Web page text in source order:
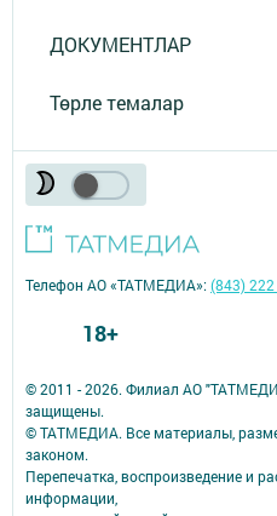
ДОКУМЕНТЛАР
Төрле темалар
© 2011 - 2026. Филиал АО
защищены.
© ТАТМЕДИА. Все материалы,
законом.
Перепечатка, воспроизведение и
информации,
Телефон АО «ТАТМЕДИА»:(843)
18+